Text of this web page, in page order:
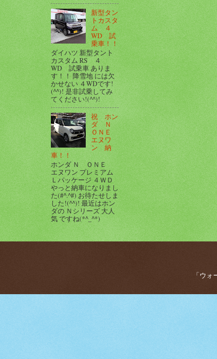
新型タン
トカスタ
ム ４
WD 試
乗車！！
ダイハツ 新型タント
カスタム RS ４
WD 試乗車 ありま
す！！ 降雪地 には欠
かせない ４WDです!
(^^)! 是非試乗してみ
てください!(^^)!
祝 ホン
ダ Ｎ
ＯＮＥ
エヌワ
ン 納
車！！
ホンダ Ｎ ＯＮＥ
エヌワン プレミアム
Ｌパッケージ ４ＷＤ
やっと納車になりまし
た(#^.^#) お待たせしま
した!(^^)! 最近はホン
ダの Ｎシリーズ 大人
気 ですね(*^_^*)
「ウ